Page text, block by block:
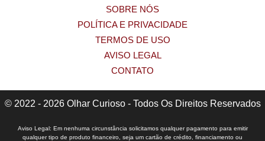
SOBRE NÓS
POLÍTICA E PRIVACIDADE
TERMOS DE USO
AVISO LEGAL
CONTATO
© 2022 - 2026 Olhar Curioso - Todos Os Direitos Reservados
Aviso Legal: Em nenhuma circunstância solicitamos qualquer pagamento para emitir
qualquer tipo de produto financeiro, seja um cartão de crédito, financiamento ou